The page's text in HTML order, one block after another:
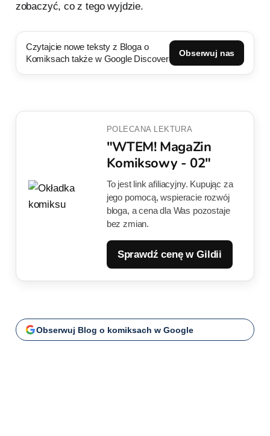
zobaczyć, co z tego wyjdzie.
Czytajcie nowe teksty z Bloga o
Komiksach także w Google Discover
Obserwuj nas
POLECANA LEKTURA
"WTEM! MagaZin
Komiksowy - 02"
To jest link afiliacyjny. Kupując za
jego pomocą, wspieracie rozwój
bloga, a cena dla Was pozostaje
bez zmian.
Sprawdź cenę w Gildii
Obserwuj Blog o komiksach w Google